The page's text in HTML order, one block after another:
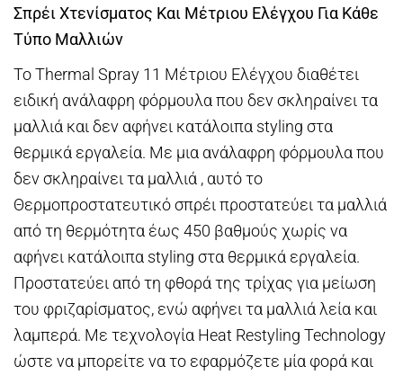
Σπρέι Χτενίσματος Και Μέτριου Ελέγχου Για Κάθε
Τύπο Μαλλιών
Το Thermal Spray 11 Μέτριου Ελέγχου διαθέτει
ειδική ανάλαφρη φόρμουλα που δεν σκληραίνει τα
μαλλιά και δεν αφήνει κατάλοιπα styling στα
θερμικά εργαλεία. Με μια ανάλαφρη φόρμουλα που
δεν σκληραίνει τα μαλλιά , αυτό το
Θερμοπροστατευτικό σπρέι προστατεύει τα μαλλιά
από τη θερμότητα έως 450 βαθμούς χωρίς να
αφήνει κατάλοιπα styling στα θερμικά εργαλεία.
Προστατεύει από τη φθορά της τρίχας για μείωση
του φριζαρίσματος, ενώ αφήνει τα μαλλιά λεία και
λαμπερά. Με τεχνολογία Heat Restyling Technology
ώστε να μπορείτε να το εφαρμόζετε μία φορά και